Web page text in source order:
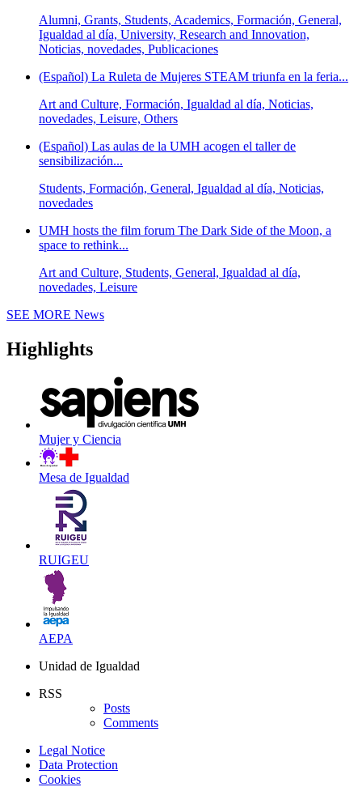
Alumni, Grants, Students, Academics, Formación, General,
Igualdad al día, University, Research and Innovation,
Noticias, novedades, Publicaciones
(Español) La Ruleta de Mujeres STEAM triunfa en la feria...
Art and Culture, Formación, Igualdad al día, Noticias,
novedades, Leisure, Others
(Español) Las aulas de la UMH acogen el taller de
sensibilización...
Students, Formación, General, Igualdad al día, Noticias,
novedades
UMH hosts the film forum The Dark Side of the Moon, a
space to rethink...
Art and Culture, Students, General, Igualdad al día,
novedades, Leisure
SEE MORE News
Highlights
Mujer y Ciencia
Mesa de Igualdad
RUIGEU
AEPA
Unidad de Igualdad
RSS
Posts
Comments
Legal Notice
Data Protection
Cookies